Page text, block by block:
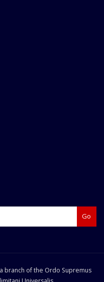
Go
branch of the Ordo Supremus